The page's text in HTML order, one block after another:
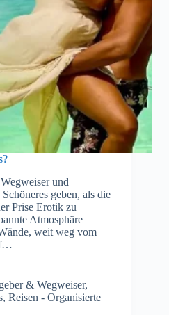
und
geben, als die
Prise Erotik zu
Atmosphäre
weit weg vom
& Wegweiser,
, Reisen - Organisierte